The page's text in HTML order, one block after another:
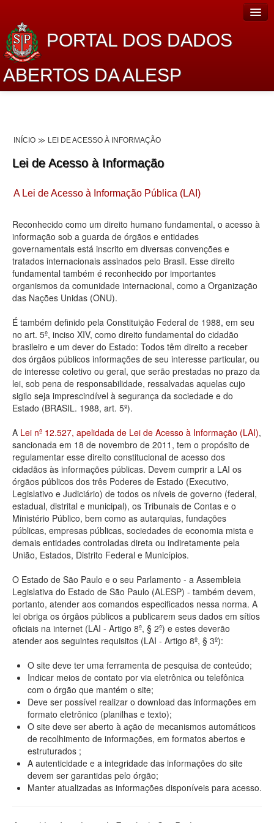
PORTAL DOS DADOS
ABERTOS DA ALESP
Lei de Acesso à Informação
Dados Governamentais Abertos
Planejamento
Catálogo de dados
Processo Legislativo
Deputados Estaduais
Administração
Legislação
Agenda
Perguntas frequentes
Contato
INÍCIO LEI DE ACESSO À INFORMAÇÃO
Lei de Acesso à Informação
A Lei de Acesso à Informação Pública (LAI)
Reconhecido como um direito humano fundamental, o acesso à
informação sob a guarda de órgãos e entidades
governamentais está inscrito em diversas convenções e
tratados internacionais assinados pelo Brasil. Esse direito
fundamental também é reconhecido por importantes
organismos da comunidade internacional, como a Organização
das Nações Unidas (ONU).
É também definido pela Constituição Federal de 1988, em seu
no art. 5º, inciso XIV, como direito fundamental do cidadão
brasileiro e um dever do Estado: Todos têm direito a receber
dos órgãos públicos informações de seu interesse particular, ou
de interesse coletivo ou geral, que serão prestadas no prazo da
lei, sob pena de responsabilidade, ressalvadas aquelas cujo
sigilo seja imprescindível à segurança da sociedade e do
Estado (BRASIL. 1988, art. 5º).
A Lei nº 12.527, apelidada de Lei de Acesso à Informação (LAI),
sancionada em 18 de novembro de 2011, tem o propósito de
regulamentar esse direito constitucional de acesso dos
cidadãos às informações públicas. Devem cumprir a LAI os
órgãos públicos dos três Poderes de Estado (Executivo,
Legislativo e Judiciário) de todos os níveis de governo (federal,
estadual, distrital e municipal), os Tribunais de Contas e o
Ministério Público, bem como as autarquias, fundações
públicas, empresas públicas, sociedades de economia mista e
demais entidades controladas direta ou indiretamente pela
União, Estados, Distrito Federal e Municípios.
O Estado de São Paulo e o seu Parlamento - a Assembleia
Legislativa do Estado de São Paulo (ALESP) - também devem,
portanto, atender aos comandos especificados nessa norma. A
lei obriga os órgãos públicos a publicarem seus dados em sítios
oficiais na internet (LAI - Artigo 8º, § 2º) e estes deverão
atender aos seguintes requisitos (LAI - Artigo 8º, § 3º):
O site deve ter uma ferramenta de pesquisa de conteúdo;
Indicar meios de contato por via eletrônica ou telefônica
com o órgão que mantém o site;
Deve ser possível realizar o download das informações em
formato eletrônico (planilhas e texto);
O site deve ser aberto à ação de mecanismos automáticos
de recolhimento de informações, em formatos abertos e
estruturados ;
A autenticidade e a integridade das informações do site
devem ser garantidas pelo órgão;
Manter atualizadas as informações disponíveis para acesso.